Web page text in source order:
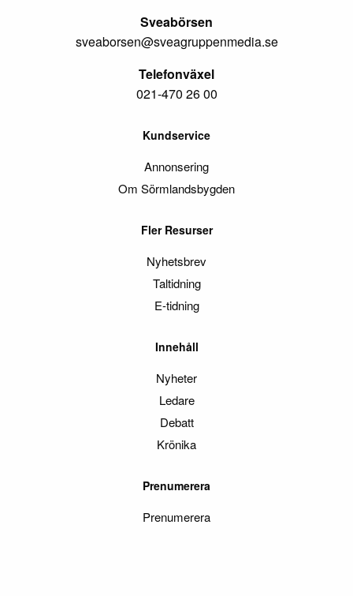
Sveabörsen
sveaborsen@sveagruppenmedia.se
Telefonväxel
021-470 26 00
Kundservice
Annonsering
Om Sörmlandsbygden
Fler Resurser
Nyhetsbrev
Taltidning
E-tidning
Innehåll
Nyheter
Ledare
Debatt
Krönika
Prenumerera
Prenumerera